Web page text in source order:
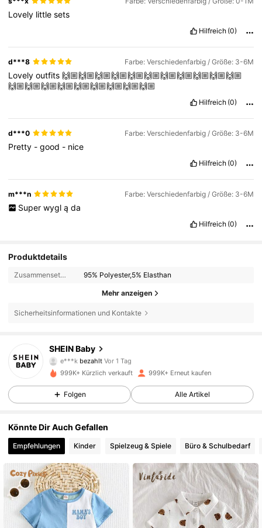
Lovely littlesets
Hilfreich (0)
d***8 Farbe: Verschiedenfarbig / Größe: 3-6M
Lovelyoutfits🙌🏼🙌🏼🙌🏼🙌🏼🙌🏼🙌🏼🙌🏼🙌🏼🙌🏼🙌🏼🙌🏼
🙌🏼🙌🏼🙌🏼🙌🏼🙌🏼🙌🏼🙌🏼🙌🏼🙌🏼
Hilfreich (0)
d***0 Farbe: Verschiedenfarbig / Größe: 3-6M
Pretty -good - nice
Hilfreich (0)
m***n Farbe: Verschiedenfarbig / Größe: 3-6M
Super wygl ą da
Hilfreich (0)
Produktdetails
Zusammensetzung: 95% Polyester,5% Elasthan
Mehr anzeigen
Sicherheitsinformationen und Kontakte
SHEIN Baby
e***kbezahlt
J***iistVor 1 Stundengefolgt
4,92 743K Follower
999K+ Kürzlich verkauft 999K+ Erneut kaufen
Folgen Alle Artikel
Könnte Dir Auch Gefallen
Empfehlungen Kinder Spielzeug & Spiele Büro & Schulbedarf